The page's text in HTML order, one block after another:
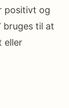
positivt og
bruges til at
eller